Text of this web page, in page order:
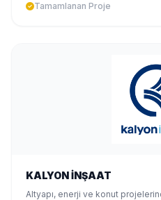
Tamamlanan Proje
KALYON İNŞAAT
Altyapı, enerji ve konut